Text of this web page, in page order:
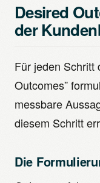
Desired
der
Für jeden Schritt
Outcomes”
messbare
diesem Schritt
Die